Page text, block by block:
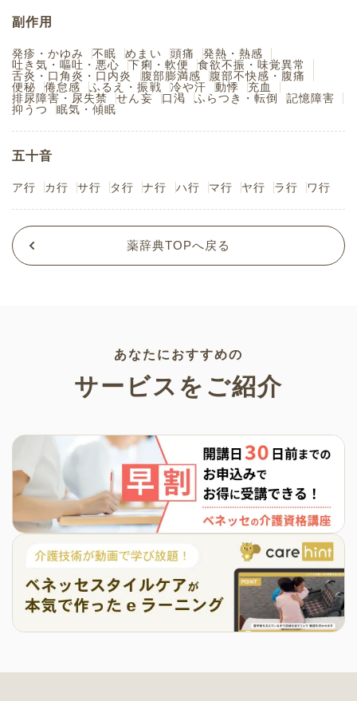
副作用
発疹・かゆみ 不眠 めまい 頭痛
発熱・熱感
吐き気・嘔吐・悪心
下痢・軟便
食欲不振・味覚異常
舌炎・口角炎・口内炎
腹部膨満感
腹部不快感・腹痛
便秘
倦怠感 ふるえ・振戦 冷や汗 動悸
充血
排尿障害・尿失禁
せん妄 口渇 ふらつき・転倒
記憶障害
抑うつ
眠気・傾眠
五十音
ア行 カ行 サ行 タ行 ナ行 ハ行 マ行 ヤ行 ラ行 ワ行
薬辞典TOPへ戻る
あなたにおすすめの
サービスをご紹介